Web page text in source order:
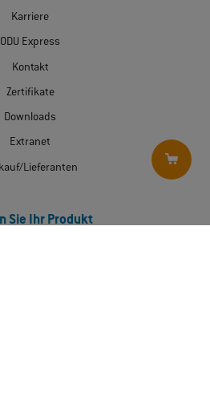
Karriere
ODU Express
Kontakt
Zertifikate
Downloads
Extranet
Lieferanten
Sie Ihr Produkt